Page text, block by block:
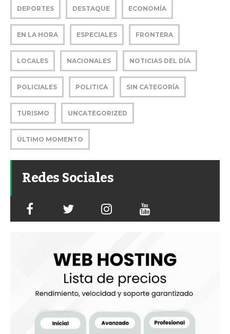
DEPORTES DESTAQUE ECONOMÍA
EN LA HORA ESPECIALES FRONTERA
LOCALES NACIONALES NOTICIAS DEL DÍA
POLICIALES POLITICA SIN CATEGORÍA
TURISMO UNCATEGORIZED
ÚLTIMO MOMENTO
Redes Sociales